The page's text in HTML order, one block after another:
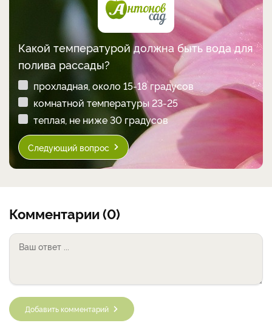
Какой температурой должна быть вода для
полива рассады?
прохладная, около 15-18 градусов
комнатной температуры 23-25
теплая, не ниже 30 градусов
Следующий вопрос
Комментарии (0)
Добавить комментарий